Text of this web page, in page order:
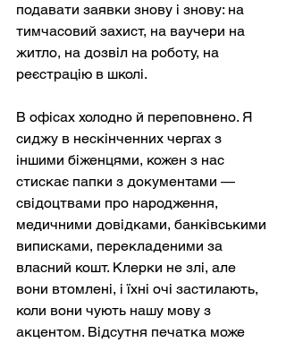
подавати заявки знову і знову: на
тимчасовий захист, на ваучери на
житло, на дозвіл на роботу, на
реєстрацію в школі.
В офісах холодно й переповнено. Я
сиджу в нескінченних чергах з
іншими біженцями, кожен з нас
стискає папки з документами —
свідоцтвами про народження,
медичними довідками, банківськими
виписками, перекладеними за
власний кошт. Клерки не злі, але
вони втомлені, і їхні очі застилають,
коли вони чують нашу мову з
акцентом. Відсутня печатка може